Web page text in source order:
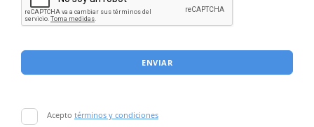
ENVIAR
Acepto términos y condiciones